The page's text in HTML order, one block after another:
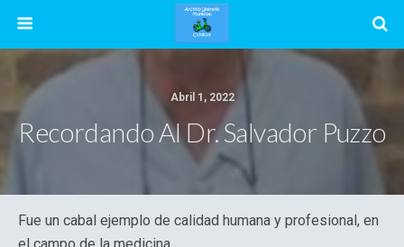
Abril 1, 2022
Recordando Al Dr. Salvador Puzzo
Fue un cabal ejemplo de calidad humana y profesional, en